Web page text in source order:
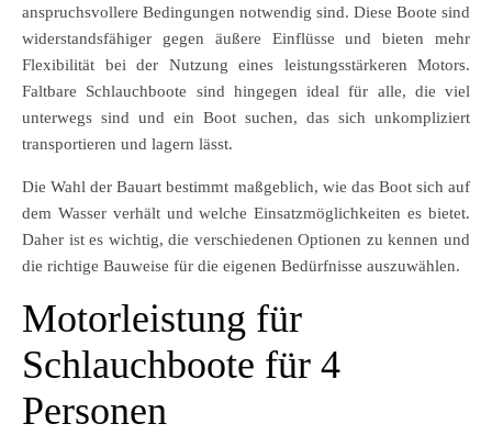
anspruchsvollere Bedingungen notwendig sind. Diese Boote sind
widerstandsfähiger gegen äußere Einflüsse und bieten mehr
Flexibilität bei der Nutzung eines leistungsstärkeren Motors.
Faltbare Schlauchboote sind hingegen ideal für alle, die viel
unterwegs sind und ein Boot suchen, das sich unkompliziert
transportieren und lagern lässt.
Die Wahl der Bauart bestimmt maßgeblich, wie das Boot sich auf
dem Wasser verhält und welche Einsatzmöglichkeiten es bietet.
Daher ist es wichtig, die verschiedenen Optionen zu kennen und
die richtige Bauweise für die eigenen Bedürfnisse auszuwählen.
Motorleistung für
Schlauchboote für 4
Personen